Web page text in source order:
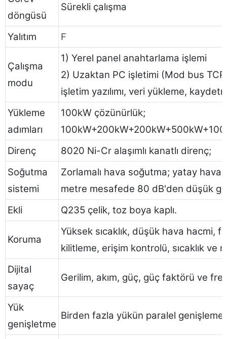
döngüsü
Sürekli çalışma
Yalıtım F
Çalışma
modu
1) Yerel panel anahtarlama işlemi
2) Uzaktan PC işletimi (Mod bus
işletim yazılımı, veri yükleme,
Yükleme
adımları
100kW çözünürlük;
Direnç
8020 Ni-Cr alaşımlı kanatlı direnç;
Soğutma
sistemi
Zorlamalı hava soğutma; yatay hava
metre mesafede 80 dB'den düşük
Ekli
Q235 çelik, toz boya kaplı.
Koruma
Yüksek sıcaklık, düşük hava hacmi,
kilitleme, erişim kontrolü, sıcaklık ve
Dijital
sayaç
Gerilim, akım, güç, güç faktörü ve
Yük
genişletme
Birden fazla yükün paralel